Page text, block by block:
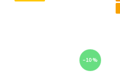
–10 %